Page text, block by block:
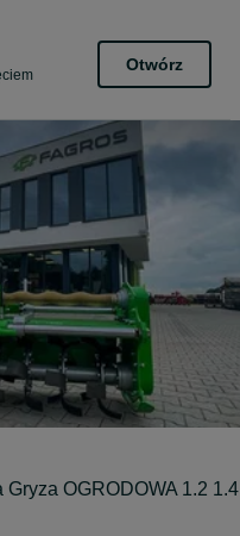
Otwórz
OGRODOWA 1.2 1.4